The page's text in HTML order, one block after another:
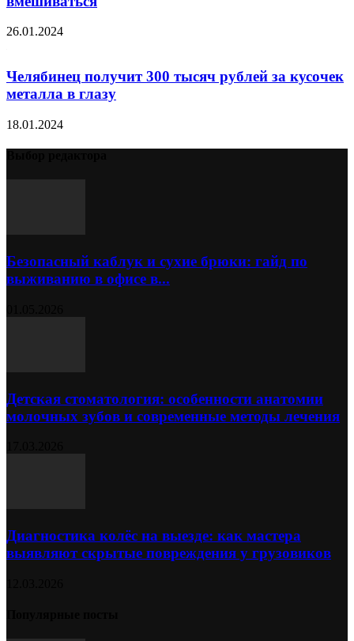
26.01.2024
Челябинец получит 300 тысяч рублей за кусочек
металла в глазу
18.01.2024
Безопасный каблук и сухие брюки: гайд по
выживанию в офисе в...
Детская стоматология: особенности анатомии
молочных зубов и современные методы лечения
Диагностика колёс на выезде: как мастера
выявляют скрытые повреждения у грузовиков